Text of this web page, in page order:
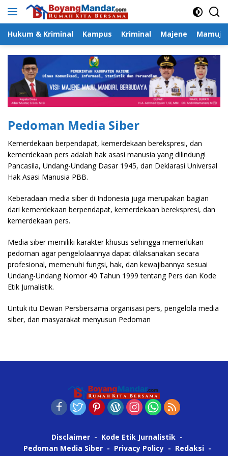
Langsung
Hukum & Kriminal Kampus Kriminal Majene Mamuju
Pedoman Media Siber
Kemerdekaan berpendapat, kemerdekaan berekspresi, dan
kemerdekaan pers adalah hak asasi manusia yang dilindungi
Pancasila, Undang-Undang Dasar 1945, dan Deklarasi Universal
Hak Asasi Manusia PBB.
Keberadaan media siber di Indonesia juga merupakan bagian
dari kemerdekaan berpendapat, kemerdekaan berekspresi, dan
kemerdekaan pers.
Media siber memiliki karakter khusus sehingga memerlukan
pedoman agar pengelolaannya dapat dilaksanakan secara
profesional, memenuhi fungsi, hak, dan kewajibannya sesuai
Undang-Undang Nomor 40 Tahun 1999 tentang Pers dan Kode
Etik Jurnalistik.
Untuk itu Dewan Persbersama organisasi pers, pengelola media
siber, dan masyarakat menyusun Pedoman
Disclaimer
Kode Etik Jurnalistik
Pedoman Media Siber
Privacy Policy
Redaksi